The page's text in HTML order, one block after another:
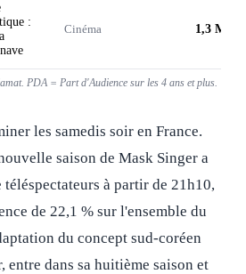
:
Cinéma 1,3 M
PDA = Part d'Audience sur les 4 ans et plus.
les samedis soir en France.
saison de Mask Singer a
à partir de 21h10,
de 22,1 % sur l'ensemble du
du concept sud-coréen
dans sa huitième saison et